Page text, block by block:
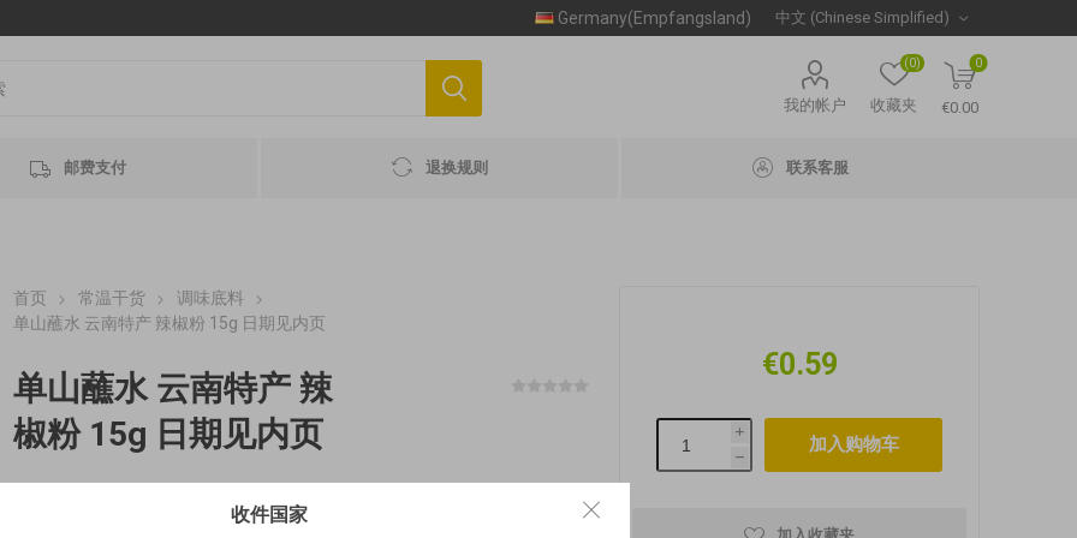
Germany(Empfangsland)
我的帐户 收藏夹
(0) 0
€0.00
邮费支付 退换规则 联系客服
首页 常温干货
调味底料
单山蘸水 云南特产 辣椒粉 15g 日期见内页
单山蘸水 云南特产 辣
椒粉 15g 日期见内页
€3,93 / 100 g MHD 最佳赏味期 2027-05-17
€0.59
i
h
收件国家